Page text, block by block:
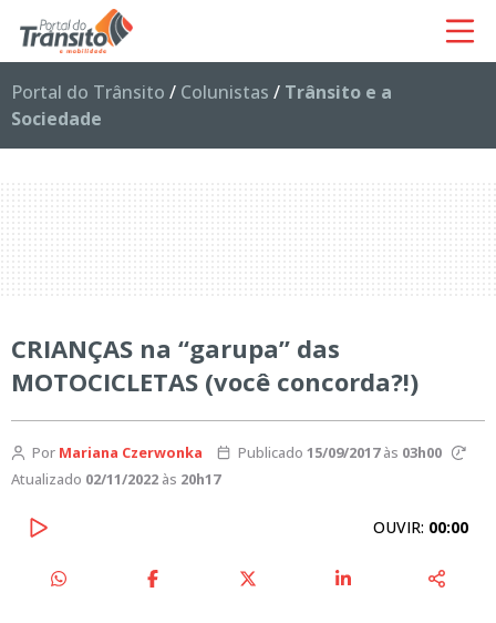
Portal do Trânsito / Colunistas / Trânsito e a
Sociedade
CRIANÇAS na “garupa” das
MOTOCICLETAS (você concorda?!)
Por Mariana Czerwonka Publicado 15/09/2017às 03h00
Atualizado 02/11/2022 às 20h17
OUVIR: 00:00